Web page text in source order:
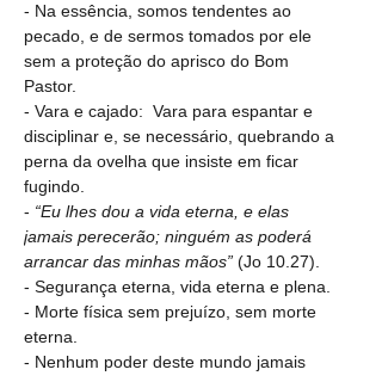
- Na essência, somos tendentes ao
pecado, e de sermos tomados por ele
sem a proteção do aprisco do Bom
Pastor.
- Vara e cajado:  Vara para espantar e
disciplinar e, se necessário, quebrando a
perna da ovelha que insiste em ficar
fugindo.
- “Eu lhes dou a vida eterna, e elas
jamais perecerão; ninguém as poderá
arrancar das minhas mãos” (Jo 10.27).
- Segurança eterna, vida eterna e plena.
- Morte física sem prejuízo, sem morte
eterna.
- Nenhum poder deste mundo jamais